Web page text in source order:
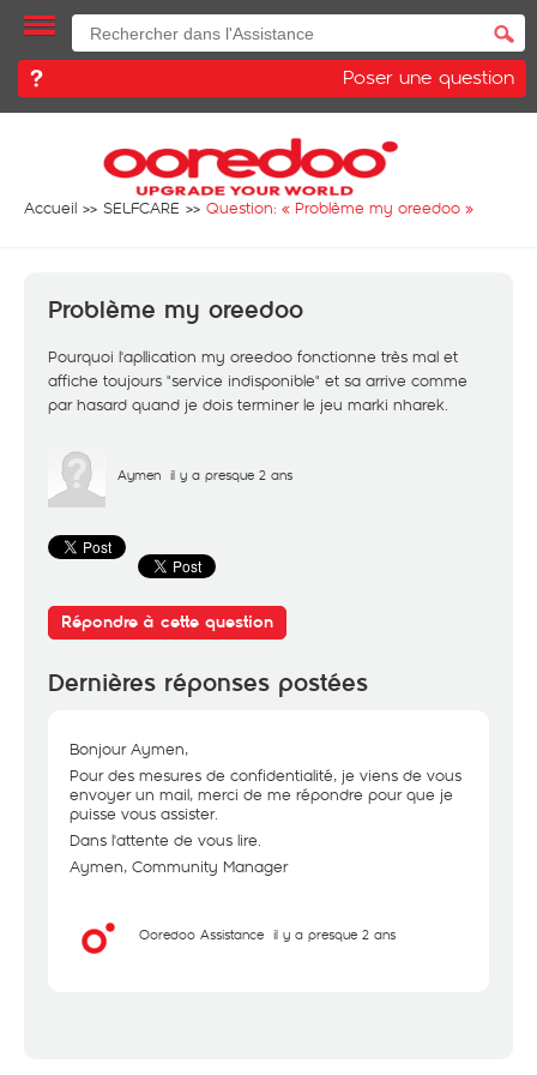
Poser une question
Accueil SELFCARE Question: « Problème my oreedoo »
Problème my oreedoo
Pourquoi l'apllication my oreedoo fonctionne très mal et
affiche toujours "service indisponible" et sa arrive comme
par hasard quand je dois terminer le jeu marki nharek.
Aymen il y a presque 2 ans
Répondre à cette question
Dernières réponses postées
Bonjour Aymen,
Pour des mesures de confidentialité, je viens de vous
envoyer un mail, merci de me répondre pour que je
puisse vous assister.
Dans l'attente de vous lire.
Aymen, Community Manager
Ooredoo Assistance il y a presque 2 ans